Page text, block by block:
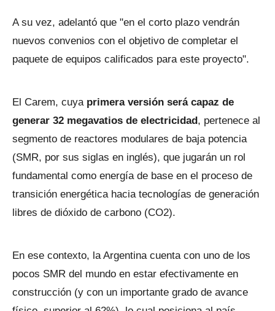
A su vez, adelantó que "en el corto plazo vendrán
nuevos convenios con el objetivo de completar el
paquete de equipos calificados para este proyecto".
El Carem, cuya primera versión será capaz de
generar 32 megavatios de electricidad, pertenece al
segmento de reactores modulares de baja potencia
(SMR, por sus siglas en inglés), que jugarán un rol
fundamental como energía de base en el proceso de
transición energética hacia tecnologías de generación
libres de dióxido de carbono (CO2).
En ese contexto, la Argentina cuenta con uno de los
pocos SMR del mundo en estar efectivamente en
construcción (y con un importante grado de avance